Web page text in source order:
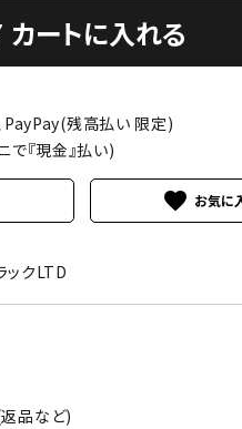
カートに入れる
PayPay(残高払い 限定)
『現金』払い)
favorite
ックLTD
品など)